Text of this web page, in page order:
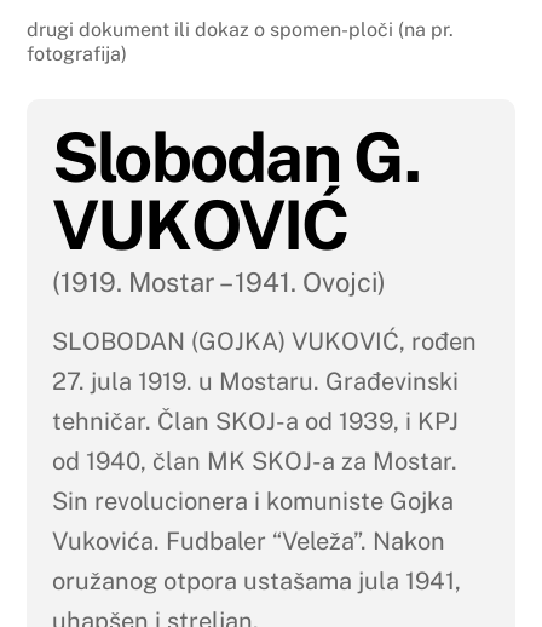
drugi dokument ili dokaz o spomen-ploči (na pr.
fotografija)
Slobodan G.
VUKOVIĆ
(1919. Mostar – 1941. Ovojci)
SLOBODAN (GOJKA) VUKOVIĆ, rođen
27. jula 1919. u Mostaru. Građevinski
tehničar. Član SKOJ-a od 1939, i KPJ
od 1940, član MK SKOJ-a za Mostar.
Sin revolucionera i komuniste Gojka
Vukovića. Fudbaler “Veleža”. Nakon
oružanog otpora ustašama jula 1941,
uhapšen i streljan.